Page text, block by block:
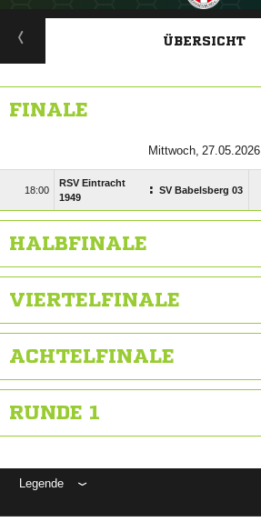
ANZEIGE
ÜBERSICHT
FINALE
 

RSV Eintracht
1949
: SV Babelsberg 03
HALBFINALE
VIERTELFINALE
ACHTELFINALE
RUNDE 1
Legende